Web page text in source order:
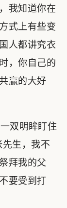
我知道你在
式上有些变
人都讲究衣
，你自己的
赢的大好
双明眸盯住
生，我不
拜我的父
要受到打